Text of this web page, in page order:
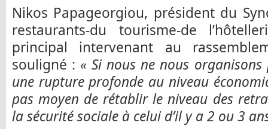
Nikos Papageorgiou, président du
restaurants-du tourisme-de
principal intervenant au
souligné : « Si nous ne nous
une rupture profonde au niveau
pas moyen de rétablir le niveau des
la sécurité sociale à celui d’il y a 2 ou 3